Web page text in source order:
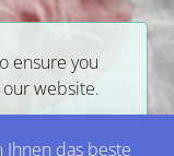
ensure you
website.
Ihnen das beste